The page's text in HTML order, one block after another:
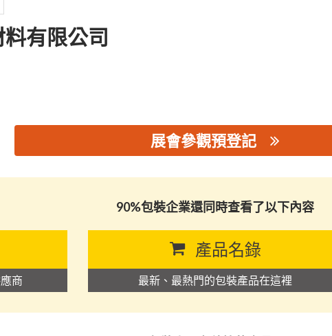
有限公司
展會參觀預登記
90%包裝企業還同時查看了以下內容
商
產品名錄
最新、最熱門的包裝產品在這裡